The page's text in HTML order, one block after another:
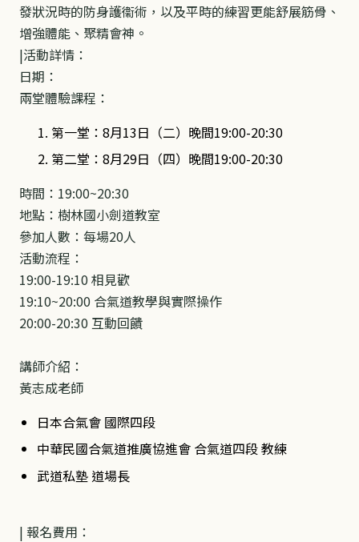
發狀況時的防身護衞術，以及平時的練習更能舒展筋骨、
增強體能、聚精會神。
|活動詳情：
日期：
兩堂體驗課程：
第一堂：8月13日（二）晚間19:00-20:30
第二堂：8月29日（四）晚間19:00-20:30
時間：19:00~20:30
地點：樹林國小劍道教室
參加人數：每場20人
活動流程：
19:00-19:10 相見歡
19:10~20:00 合氣道教學與實際操作
20:00-20:30 互動回饋
講師介紹：
黃志成老師
日本合氣會 國際四段
中華民國合氣道推廣協進會 合氣道四段 教練
武道私塾 道場長
| 報名費用：